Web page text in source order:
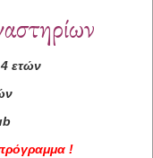
ετών
!